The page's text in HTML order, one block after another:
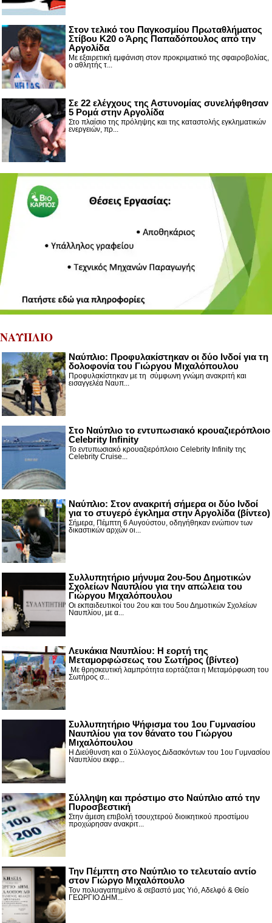
Στον τελικό του Παγκοσμίου Πρωταθλήματος
Στίβου Κ20 ο Άρης Παπαδόπουλος από την
Αργολίδα
Με εξαιρετική εμφάνιση στον προκριματικό της σφαιροβολίας,
ο αθλητής τ...
Σε 22 ελέγχους της Αστυνομίας συνελήφθησαν
5 Ρομά στην Αργολίδα
Στο πλαίσιο της πρόληψης και της καταστολής εγκληματικών
ενεργειών, πρ...
ΝΑΥΠΛΙΟ
Ναύπλιο: Προφυλακίστηκαν οι δύο Ινδοί για τη
δολοφονία του Γιώργου Μιχαλόπουλου
Προφυλακίστηκαν με τη σύμφωνη γνώμη ανακριτή και
εισαγγελέα Ναυπ...
Στο Ναύπλιο το εντυπωσιακό κρουαζιερόπλοιο
Celebrity Infinity
Το εντυπωσιακό κρουαζιερόπλοιο Celebrity Infinity της
Celebrity Cruise...
Nαύπλιο: Στον ανακριτή σήμερα οι δύο Ινδοί
για το στυγερό έγκλημα στην Αργολίδα (βίντεο)
Σήμερα, Πέμπτη 6 Αυγούστου, οδηγήθηκαν ενώπιον των
δικαστικών αρχών οι...
Συλλυπητήριο μήνυμα 2ου-5ου Δημοτικών
Σχολείων Ναυπλίου για την απώλεια του
Γιώργου Μιχαλόπουλου
Οι εκπαιδευτικοί του 2ου και του 5ου Δημοτικών Σχολείων
Ναυπλίου, με α...
Λευκάκια Ναυπλίου: Η εορτή της
Μεταμορφώσεως του Σωτήρος (βίντεο)
Με θρησκευτική λαμπρότητα εορτάζεται η Μεταμόρφωση του
Σωτήρος σ...
Συλλυπητήριο Ψήφισμα του 1ου Γυμνασίου
Ναυπλίου για τον θάνατο του Γιώργου
Μιχαλόπουλου
Η Διεύθυνση και ο Σύλλογος Διδασκόντων του 1ου Γυμνασίου
Ναυπλίου εκφρ...
Σύλληψη και πρόστιμο στο Ναύπλιο από την
Πυροσβεστική
Στην άμεση επιβολή τσουχτερού διοικητικού προστίμου
προχώρησαν ανακριτ...
Την Πέμπτη στο Ναύπλιο το τελευταίο αντίο
στον Γιώργο Μιχαλόπουλο
Τον πολυαγαπημένο & σεβαστό μας Υιό, Αδελφό & Θείο
ΓΕΩΡΓΙΟ ΔΗΜ...